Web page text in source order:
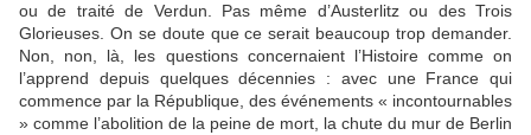
ou de traité de Verdun. Pas même d’Austerlitz ou des Trois
Glorieuses. On se doute que ce serait beaucoup trop demander.
Non, non, là, les questions concernaient l’Histoire comme on
l’apprend depuis quelques décennies : avec une France qui
commence par la République, des événements « incontournables
» comme l’abolition de la peine de mort, la chute du mur de Berlin